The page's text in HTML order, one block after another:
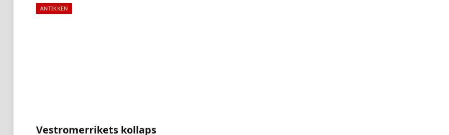
ANTIKKEN
Vestromerrikets kollaps